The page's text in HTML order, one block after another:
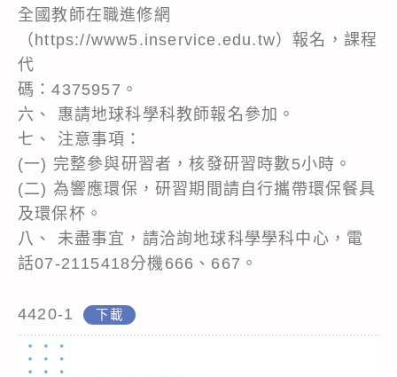
全國教師在職進修網
（https://www5.inservice.edu.tw）報名，課程
代
碼：4375957。
六、 惠請地球科學科教師報名參加。
七、 注意事項：
(一) 完整參與研習者，核發研習時數5小時。
(二) 為響應環保，研習期間請自行攜帶環保餐具
及環保杯。
八、 未盡事宜，請洽詢地球科學學科中心，電
話07-2115418分機666、667。
4420-1 下載